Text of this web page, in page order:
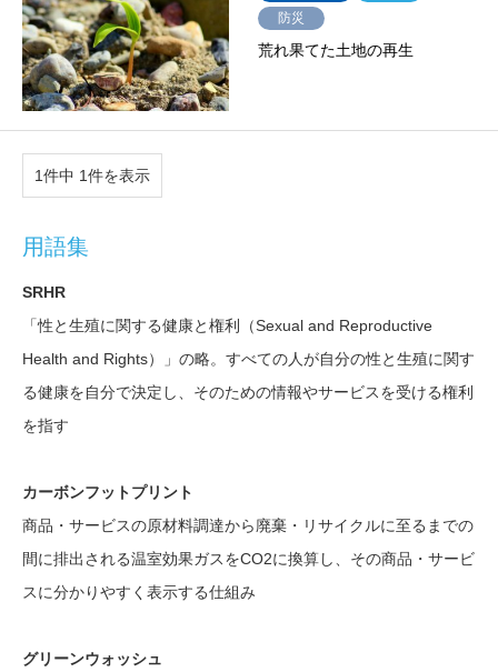
防災
荒れ果てた土地の再生
1件中 1件を表示
用語集
SRHR
「性と生殖に関する健康と権利（Sexual and Reproductive
Health and Rights）」の略。すべての人が自分の性と生殖に関す
る健康を自分で決定し、そのための情報やサービスを受ける権利
を指す
カーボンフットプリント
商品・サービスの原材料調達から廃棄・リサイクルに至るまでの
間に排出される温室効果ガスをCO2に換算し、その商品・サービ
スに分かりやすく表示する仕組み
グリーンウォッシュ